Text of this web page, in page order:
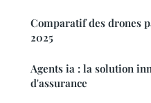
Comparatif des drones
2025
Agents ia : la solution
d'assurance